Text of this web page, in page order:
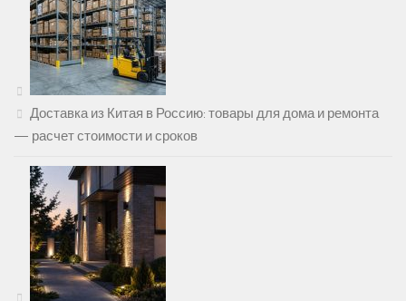
Доставка из Китая в Россию: товары для дома и ремонта
— расчет стоимости и сроков